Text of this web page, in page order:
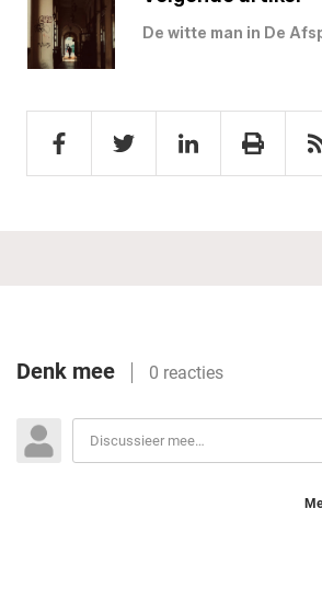
De witte man in De